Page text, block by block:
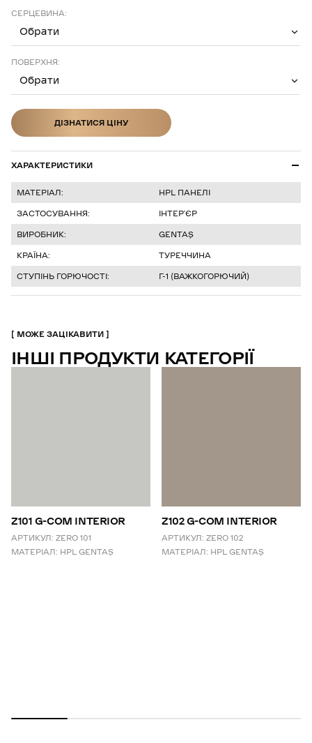
СЕРЦЕВИНА:
Обрати
ПОВЕРХНЯ:
Обрати
ДІЗНАТИСЯ ЦІНУ
ХАРАКТЕРИСТИКИ
МАТЕРІАЛ:
HPL ПАНЕЛІ
ЗАСТОСУВАННЯ:
ІНТЕР’ЄР
ВИРОБНИК:
GENTAŞ
КРАЇНА:
ТУРЕЧЧИНА
СТУПІНЬ ГОРЮЧОСТІ:
Г-1 (ВАЖКОГОРЮЧИЙ)
МОЖЕ ЗАЦІКАВИТИ
ІНШІ ПРОДУКТИ КАТЕГОРІЇ
Z101 G-COM INTERIOR
АРТИКУЛ: ZERO 101
МАТЕРІАЛ: HPL GENTAŞ
Z102 G-COM INTERIOR
АРТИКУЛ: ZERO 102
МАТЕРІАЛ: HPL GENTAŞ